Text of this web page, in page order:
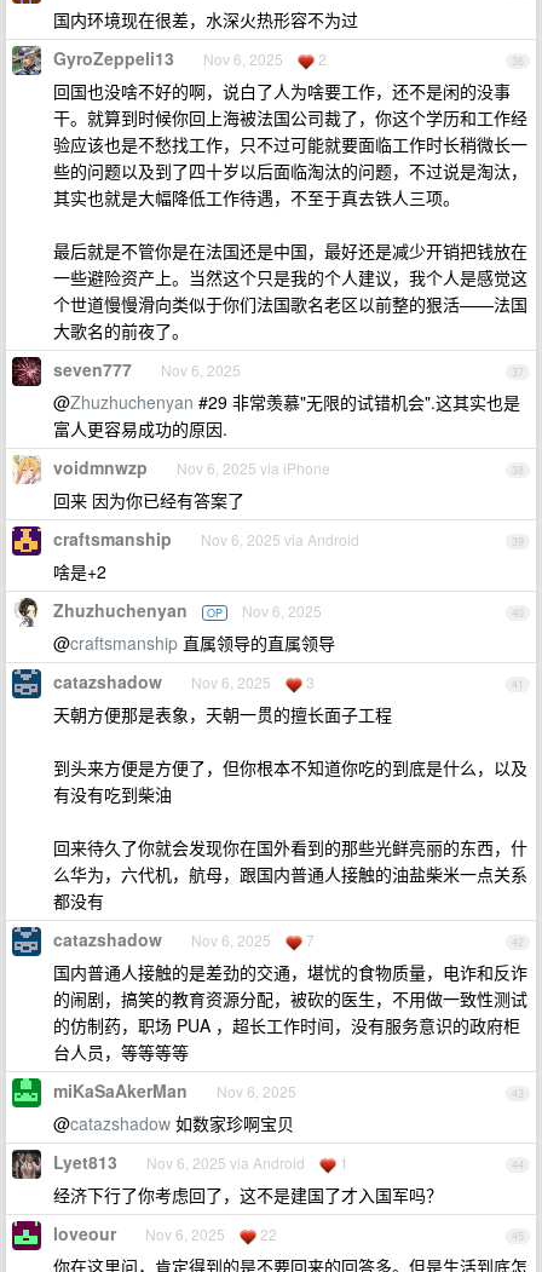
国内环境现在很差，水深火热形容不为过
36
GyroZeppeli13 Nov 6, 2025 2
回国也没啥不好的啊，说白了人为啥要工作，还不是闲的没事
干。就算到时候你回上海被法国公司裁了，你这个学历和工作经
验应该也是不愁找工作，只不过可能就要面临工作时长稍微长一
些的问题以及到了四十岁以后面临淘汰的问题，不过说是淘汰，
其实也就是大幅降低工作待遇，不至于真去铁人三项。
最后就是不管你是在法国还是中国，最好还是减少开销把钱放在
一些避险资产上。当然这个只是我的个人建议，我个人是感觉这
个世道慢慢滑向类似于你们法国歌名老区以前整的狠活——法国
大歌名的前夜了。
37
seven777 Nov 6, 2025
@Zhuzhuchenyan #29 非常羡慕"无限的试错机会".这其实也是
富人更容易成功的原因.
38
voidmnwzp Nov 6, 2025 via iPhone
回来 因为你已经有答案了
39
craftsmanship Nov 6, 2025 via Android
啥是+2
40
Zhuzhuchenyan OP Nov 6, 2025
@craftsmanship 直属领导的直属领导
41
catazshadow Nov 6, 2025 3
天朝方便那是表象，天朝一贯的擅长面子工程
到头来方便是方便了，但你根本不知道你吃的到底是什么，以及
有没有吃到柴油
回来待久了你就会发现你在国外看到的那些光鲜亮丽的东西，什
么华为，六代机，航母，跟国内普通人接触的油盐柴米一点关系
都没有
42
catazshadow Nov 6, 2025 7
国内普通人接触的是差劲的交通，堪忧的食物质量，电诈和反诈
的闹剧，搞笑的教育资源分配，被砍的医生，不用做一致性测试
的仿制药，职场 PUA ，超长工作时间，没有服务意识的政府柜
台人员，等等等等
43
miKaSaAkerMan Nov 6, 2025
@catazshadow 如数家珍啊宝贝
44
Lyet813 Nov 6, 2025 via Android 1
经济下行了你考虑回了，这不是建国了才入国军吗？
45
loveour Nov 6, 2025 22
你在这里问，肯定得到的是不要回来的回答多。但是生活到底怎